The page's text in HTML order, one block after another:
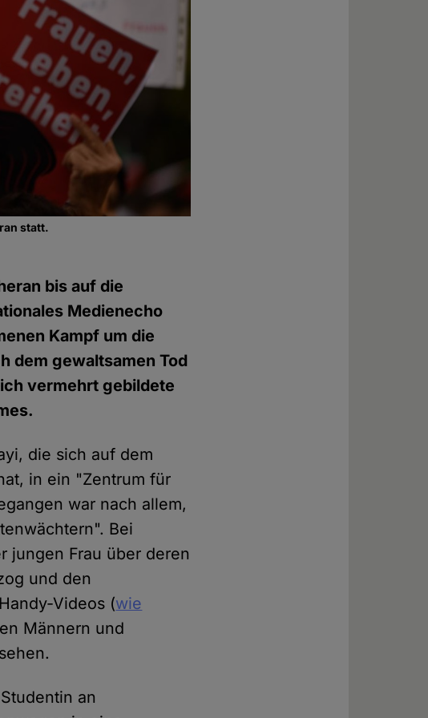
statt.
bis auf die
Medienecho
Kampf um die
dem gewaltsamen Tod
vermehrt gebildete
die sich auf dem
in ein "Zentrum für
war nach allem,
Bei
jungen Frau über deren
und den
Videos (wie
Männern und
an